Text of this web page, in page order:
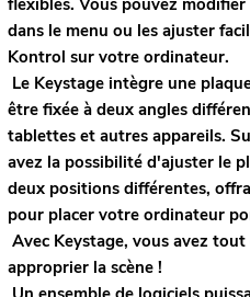
flexibles. Vous pouvez
dans le menu ou les ajuster
Kontrol sur votre ordinateur.
Le Keystage intègre une
être fixée à deux angles
tablettes et autres appareils.
avez la possibilité d'ajuster le
deux positions différentes,
pour placer votre ordinateur
Avec Keystage, vous avez
approprier la scène !